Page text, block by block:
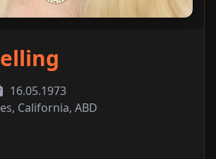
16.05.1973
California, ABD